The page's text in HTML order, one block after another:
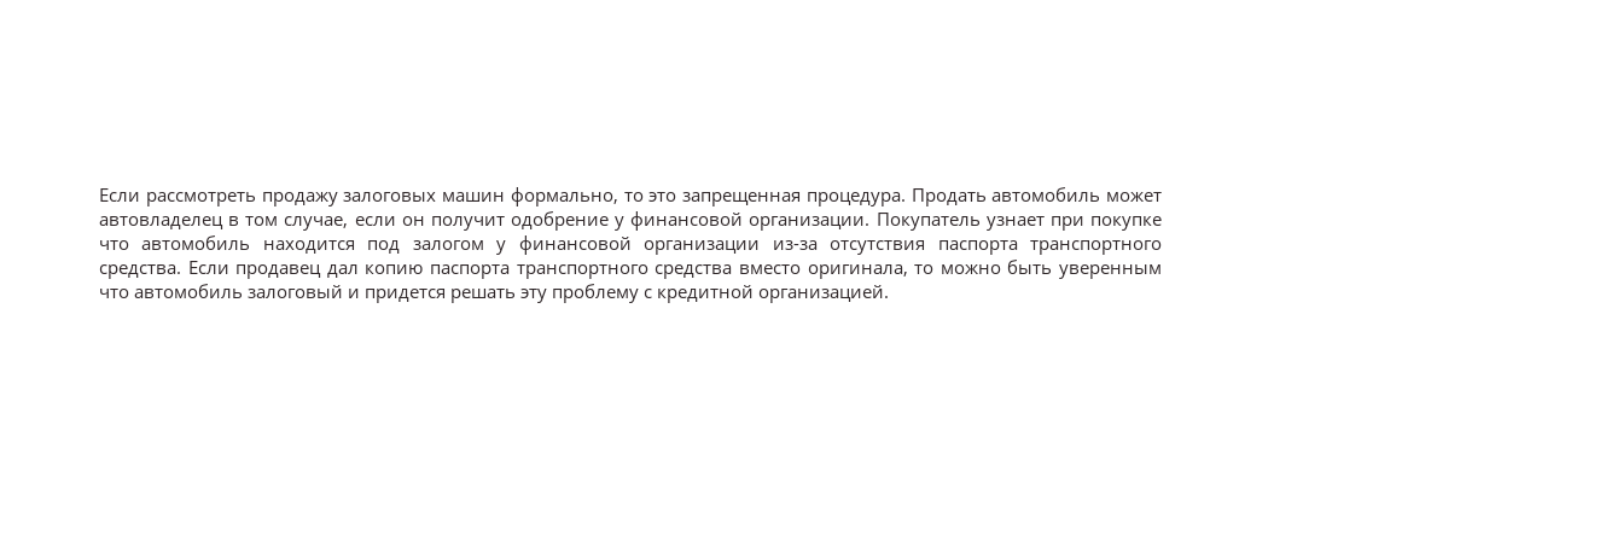
Если рассмотреть продажу залоговых машин формально, то это запрещенная процедура. Продать автомобиль может
автовладелец в том случае, если он получит одобрение у финансовой организации. Покупатель узнает при покупке
что автомобиль находится под залогом у финансовой организации из-за отсутствия паспорта транспортного
средства. Если продавец дал копию паспорта транспортного средства вместо оригинала, то можно быть уверенным
что автомобиль залоговый и придется решать эту проблему с кредитной организацией.